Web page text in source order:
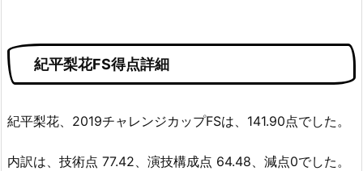
紀平梨花FS得点詳細
紀平梨花、2019チャレンジカップFSは、141.90点でした。
内訳は、技術点 77.42、演技構成点 64.48、減点0でした。